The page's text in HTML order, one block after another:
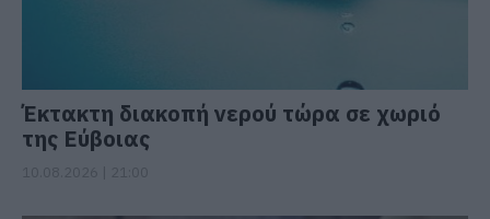
Έκτακτη διακοπή νερού τώρα σε χωριό
της Εύβοιας